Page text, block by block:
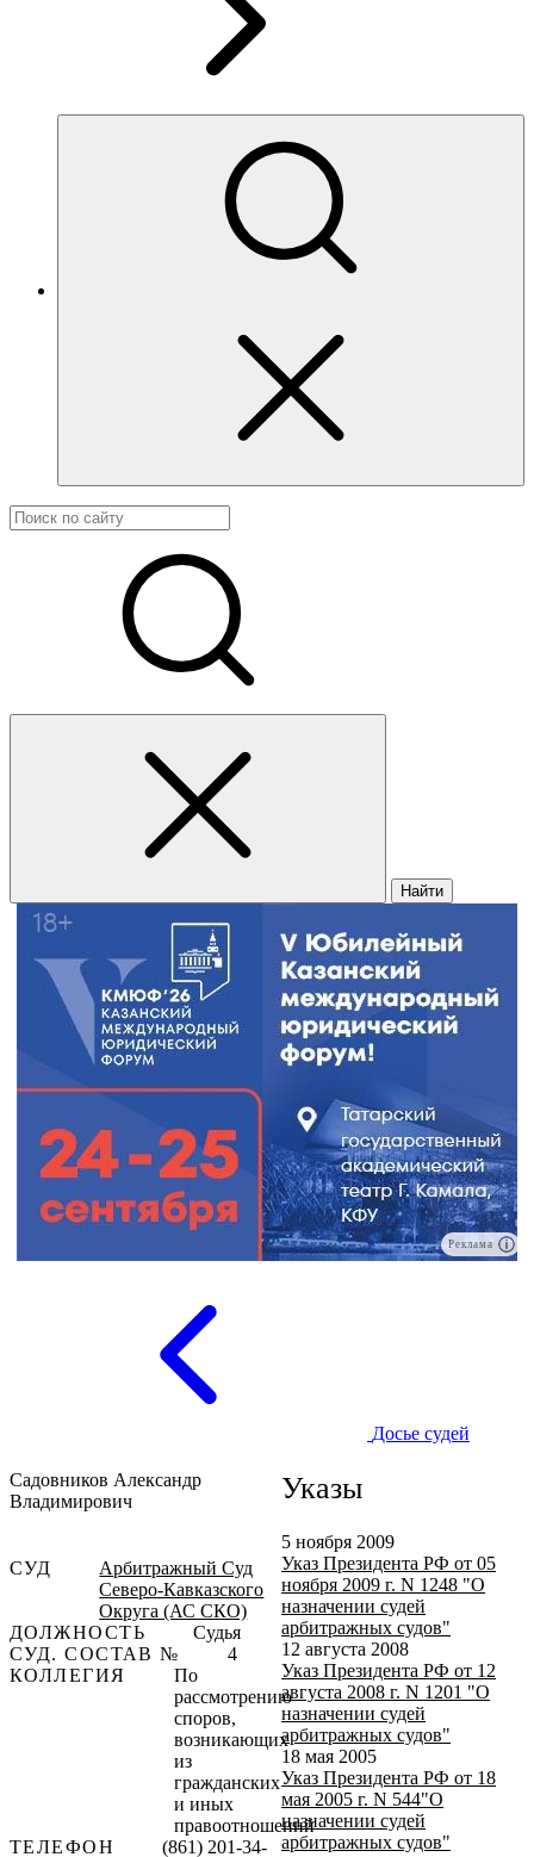
Найти
Реклама
Досье судей
Садовников Александр
Владимирович
СУД
Арбитражный Суд
Северо-Кавказского
Округа (АС СКО)
ДОЛЖНОСТЬ
Судья
СУД. СОСТАВ №
4
КОЛЛЕГИЯ
По
рассмотрению
споров,
возникающих
из
гражданских
и иных
правоотношений
ТЕЛЕФОН
(861) 201-34-
Указы
5 ноября 2009
Указ Президента РФ от 05
ноября 2009 г. N 1248 "О
назначении судей
арбитражных судов"
12 августа 2008
Указ Президента РФ от 12
августа 2008 г. N 1201 "О
назначении судей
арбитражных судов"
18 мая 2005
Указ Президента РФ от 18
мая 2005 г. N 544"О
назначении судей
арбитражных судов"